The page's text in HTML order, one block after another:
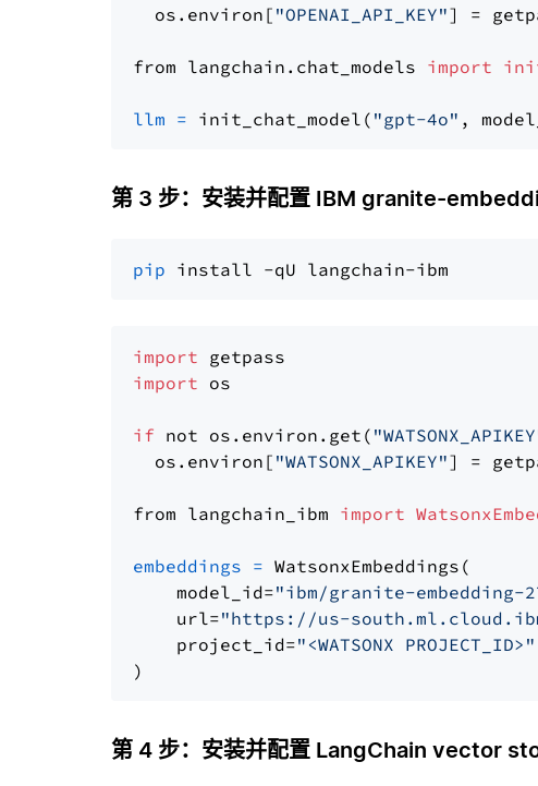
  os.environ[
"OPENAI_API_KEY"] =
from langchain.chat_models import
llm = init_chat_model( "gpt-4o" ,
第 3 步：安装并配置 IBM granite-
pip
import
import os
if not os.environ.get(
  os.environ[
"WATSONX_APIKEY"] =
from langchain_ibm import
embeddings = WatsonxEmbeddings(
    model_id=
"ibm/granite-embedding-
    url=
"https://us-
    project_id=
"<WATSONX PROJECT_ID>"
第 4 步：安装并配置 LangChain vector